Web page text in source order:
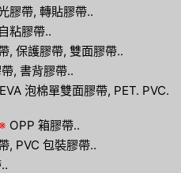
膠帶, 轉貼膠帶..
粘膠帶..
, 保護膠帶, 雙面膠帶..
, 書背膠帶..
泡棉單雙面膠帶, PET. PVC.
※ OPP 箱膠帶..
, PVC 包裝膠帶..